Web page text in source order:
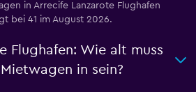
in Arrecife Lanzarote Flughafen
bei 41 im August 2026.
Flughafen: Wie alt muss
in sein?